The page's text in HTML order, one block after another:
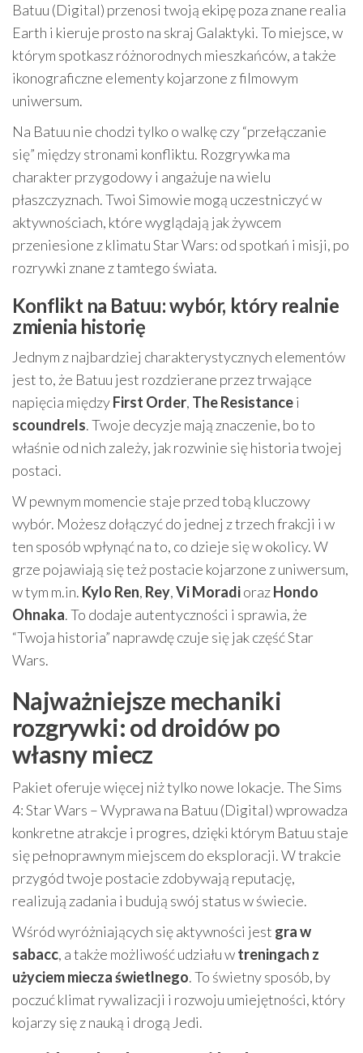
Batuu (Digital) przenosi twoją ekipę poza znane realia
Earth i kieruje prosto na skraj Galaktyki. To miejsce, w
którym spotkasz różnorodnych mieszkańców, a także
ikonograficzne elementy kojarzone z filmowym
uniwersum.
Na Batuu nie chodzi tylko o walkę czy “przełączanie
się” między stronami konfliktu. Rozgrywka ma
charakter przygodowy i angażuje na wielu
płaszczyznach. Twoi Simowie mogą uczestniczyć w
aktywnościach, które wyglądają jak żywcem
przeniesione z klimatu Star Wars: od spotkań i misji, po
rozrywki znane z tamtego świata.
Konflikt na Batuu: wybór, który realnie
zmienia historię
Jednym z najbardziej charakterystycznych elementów
jest to, że Batuu jest rozdzierane przez trwające
napięcia międzyFirst Order, The Resistancei
scoundrels. Twoje decyzje mają znaczenie, bo to
właśnie od nich zależy, jak rozwinie się historia twojej
postaci.
W pewnym momencie staje przed tobą kluczowy
wybór. Możesz dołączyć do jednej z trzech frakcji i w
ten sposób wpłynąć na to, co dzieje się w okolicy. W
grze pojawiają się też postacie kojarzone z uniwersum,
w tym m.in. Kylo Ren, Rey,Vi MoradiorazHondo
Ohnaka. To dodaje autentyczności i sprawia, że
“Twoja historia” naprawdę czuje się jak część Star
Wars.
Najważniejsze mechaniki
rozgrywki: od droidów po
własny miecz
Pakiet oferuje więcej niż tylko nowe lokacje. The Sims
4: Star Wars – Wyprawa na Batuu (Digital) wprowadza
konkretne atrakcje i progres, dzięki którym Batuu staje
się pełnoprawnym miejscem do eksploracji. W trakcie
przygód twoje postacie zdobywają reputację,
realizują zadania i budują swój status w świecie.
Wśród wyróżniających się aktywności jest gra w
sabacc, a także możliwość udziału wtreningach z
użyciem miecza świetlnego. To świetny sposób, by
poczuć klimat rywalizacji i rozwoju umiejętności, który
kojarzy się z nauką i drogą Jedi.